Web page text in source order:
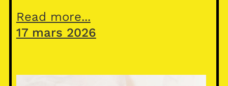
Read more...
17 mars 2026